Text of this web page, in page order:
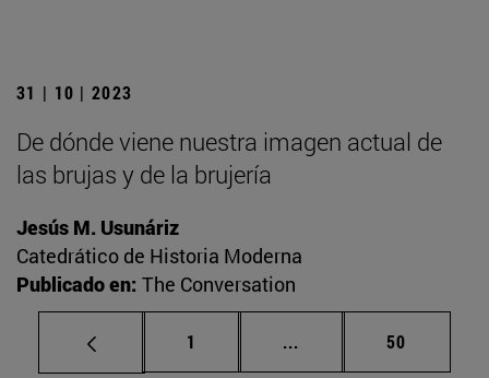
31 | 10 | 2023
De dónde viene nuestra imagen actual de
las brujas y de la brujería
Jesús M. Usunáriz
Catedrático de Historia Moderna
Publicado en: The Conversation
Página
1 ... Páginas intermedias
Página
50